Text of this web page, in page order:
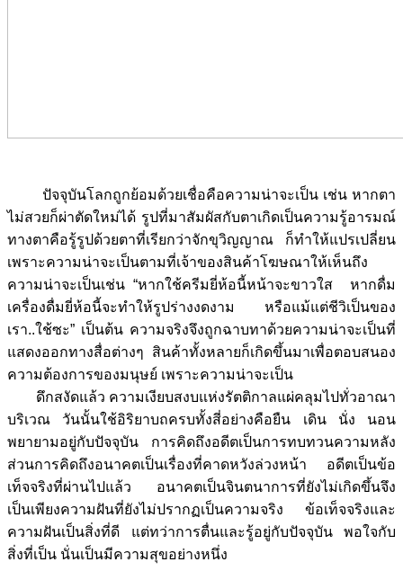
ปัจจุบันโลกถูกย้อมด้วยเชื่อคือความน่าจะเป็น เช่น หากตา
ไม่สวยก็ผ่าตัดใหม่ได้ รูปที่มาสัมผัสกับตาเกิดเป็นความรู้อารมณ์
ทางตาคือรู้รูปด้วยตาที่เรียกว่าจักขุวิญญาณ ก็ทำให้แปรเปลี่ยน
เพราะความน่าจะเป็นตามที่เจ้าของสินค้าโฆษณาให้เห็นถึง
ความน่าจะเป็นเช่น “หากใช้ครีมยี่ห้อนี้หน้าจะขาวใส หากดื่ม
เครื่องดื่มยี่ห้อนี้จะทำให้รูปร่างงดงาม หรือแม้แต่ชีวิเป็นของ
เรา..ใช้ซะ” เป็นต้น ความจริงจึงถูกฉาบทาด้วยความน่าจะเป็นที่
แสดงออกทางสื่อต่างๆ สินค้าทั้งหลายก็เกิดขึ้นมาเพื่อตอบสนอง
ความต้องการของมนุษย์ เพราะความน่าจะเป็น
ดึกสงัดแล้ว ความเงียบสงบแห่งรัตติกาลแผ่คลุมไปทั่วอาณา
บริเวณ วันนั้นใช้อิริยาบถครบทั้งสี่อย่างคือยืน เดิน นั่ง นอน
พยายามอยู่กับปัจจุบัน การคิดถึงอดีตเป็นการทบทวนความหลัง
ส่วนการคิดถึงอนาคตเป็นเรื่องที่คาดหวังล่วงหน้า อดีตเป็นข้อ
เท็จจริงที่ผ่านไปแล้ว อนาคตเป็นจินตนาการที่ยังไม่เกิดขึ้นจึง
เป็นเพียงความฝันที่ยังไม่ปรากฏเป็นความจริง ข้อเท็จจริงและ
ความฝันเป็นสิ่งที่ดี แต่ทว่าการตื่นและรู้อยู่กับปัจจุบัน พอใจกับ
สิ่งที่เป็น นั่นเป็นมีความสุขอย่างหนึ่ง